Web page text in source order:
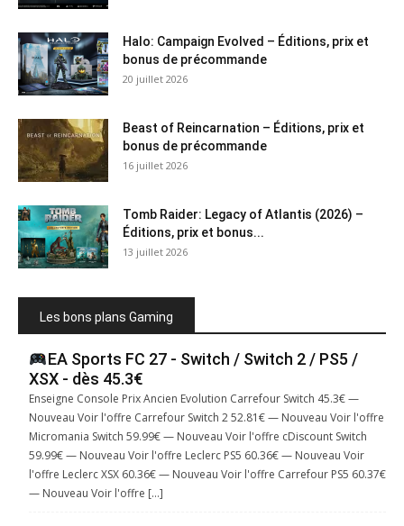
Halo: Campaign Evolved – Éditions, prix et
bonus de précommande
20 juillet 2026
Beast of Reincarnation – Éditions, prix et
bonus de précommande
16 juillet 2026
Tomb Raider: Legacy of Atlantis (2026) –
Éditions, prix et bonus...
13 juillet 2026
Les bons plans Gaming
EA Sports FC 27 - Switch / Switch 2 / PS5 /
XSX - dès 45.3€
Enseigne Console Prix Ancien Evolution Carrefour Switch 45.3€ —
Nouveau Voir l'offre Carrefour Switch 2 52.81€ — Nouveau Voir l'offre
Micromania Switch 59.99€ — Nouveau Voir l'offre cDiscount Switch
59.99€ — Nouveau Voir l'offre Leclerc PS5 60.36€ — Nouveau Voir
l'offre Leclerc XSX 60.36€ — Nouveau Voir l'offre Carrefour PS5 60.37€
— Nouveau Voir l'offre […]